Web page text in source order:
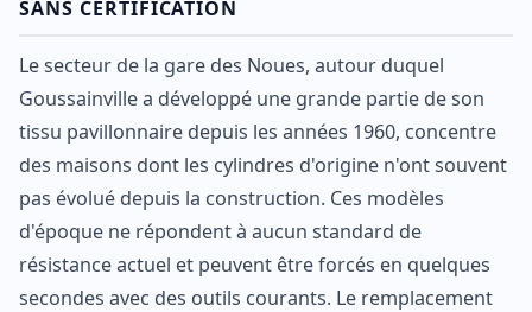
SANS CERTIFICATION
Le secteur de la gare des Noues, autour duquel
Goussainville a développé une grande partie de son
tissu pavillonnaire depuis les années 1960, concentre
des maisons dont les cylindres d'origine n'ont souvent
pas évolué depuis la construction. Ces modèles
d'époque ne répondent à aucun standard de
résistance actuel et peuvent être forcés en quelques
secondes avec des outils courants. Le remplacement